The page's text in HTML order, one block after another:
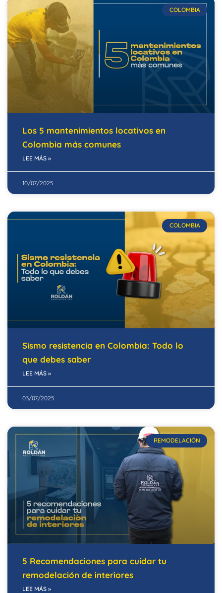
COLOMBIA
Los 5 mantenimientos locativos en
Colombia más comunes
LEE MÁS »
10/07/2025
COLOMBIA
Sismo resistencia en Colombia: Todo lo
que debes saber
LEE MÁS »
03/07/2025
REMODELACIÓN
5 Recomendaciones para cuidar tu
remodelación de interiores
LEE MÁS »